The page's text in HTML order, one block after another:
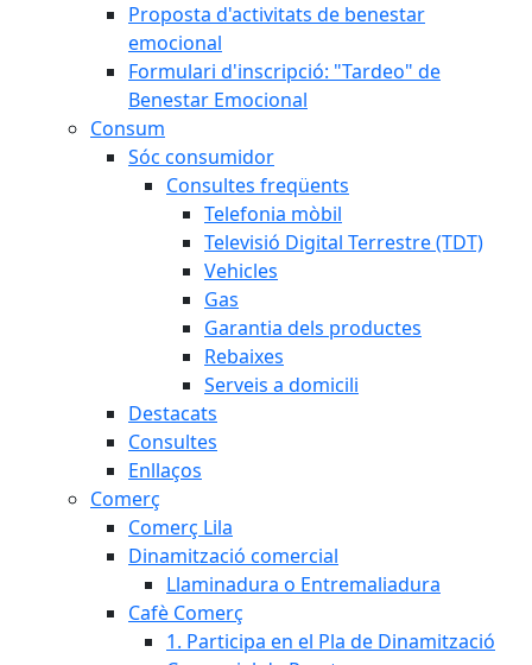
Proposta d'activitats de benestar
emocional
Formulari d'inscripció: "Tardeo" de
Benestar Emocional
Consum
Sóc consumidor
Consultes freqüents
Telefonia mòbil
Televisió Digital Terrestre (TDT)
Vehicles
Gas
Garantia dels productes
Rebaixes
Serveis a domicili
Destacats
Consultes
Enllaços
Comerç
Comerç Lila
Dinamització comercial
Llaminadura o Entremaliadura
Cafè Comerç
1. Participa en el Pla de Dinamització